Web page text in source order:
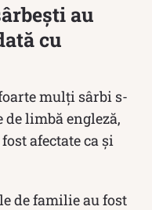
au
cu
mulți sârbi s-
limbă engleză,
afectate ca și
de familie au fost